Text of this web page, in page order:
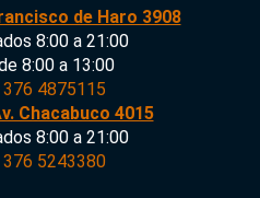
de Haro 3908
8:00 a 21:00
8:00 a 13:00
376 4875115
Chacabuco 4015
8:00 a 21:00
376 5243380